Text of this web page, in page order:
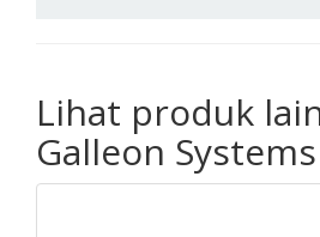
Lihat produk
Galleon Systems